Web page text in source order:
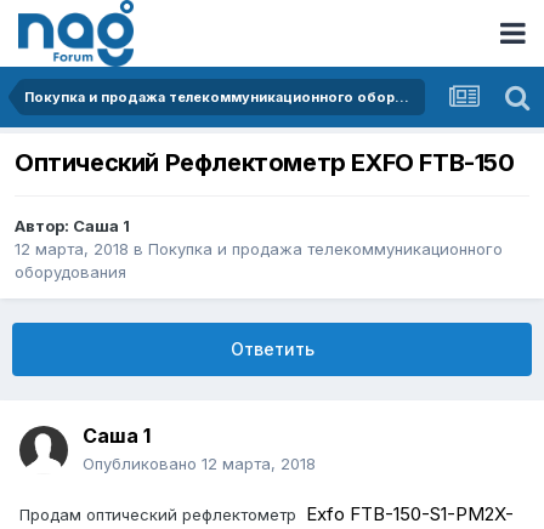
Покупка и продажа телекоммуникационного оборудования
Оптический Рефлектометр EXFO FTB-150
Автор: Саша 1
12 марта, 2018 в Покупка и продажа телекоммуникационного
оборудования
Ответить
Саша 1
Опубликовано 12 марта, 2018
Продам оптический рефлектометр Exfo FTB-150-S1-PM2X-